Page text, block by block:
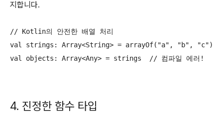
지합니다.
// Kotlin의 안전한 배열 처리
val strings: Array<String> = arrayOf("a", "b", "c")
val objects: Array<Any> = strings  // 컴파일 에러!
4. 진정한 함수 타입